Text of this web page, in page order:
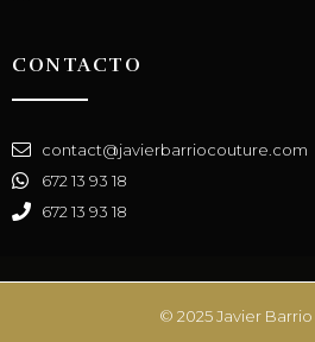
CONTACTO
contact@javierbarriocouture.com
672 13 93 18
672 13 93 18
© 2025 Javier Barrio